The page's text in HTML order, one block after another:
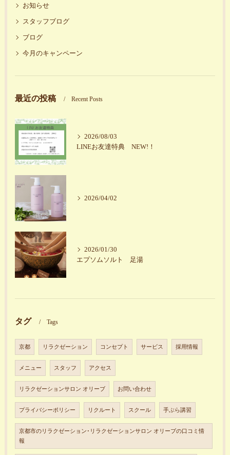
お知らせ
スタッフブログ
ブログ
今月のキャンペーン
最近の投稿 Recent Posts
2026/08/03
LINEお友達特典 NEW!！
2026/04/02
2026/01/30
エプソムソルト 足湯
タグ Tags
京都 リラクゼーション コンセプト サービス 採用情報
メニュー スタッフ アクセス
リラクゼーションサロン オリーブ お問い合わせ
プライバシーポリシー リクルート スクール 手ぶら講習
京都市のリラクゼーション･リラクゼーションサロン オリーブの口コミ情
報